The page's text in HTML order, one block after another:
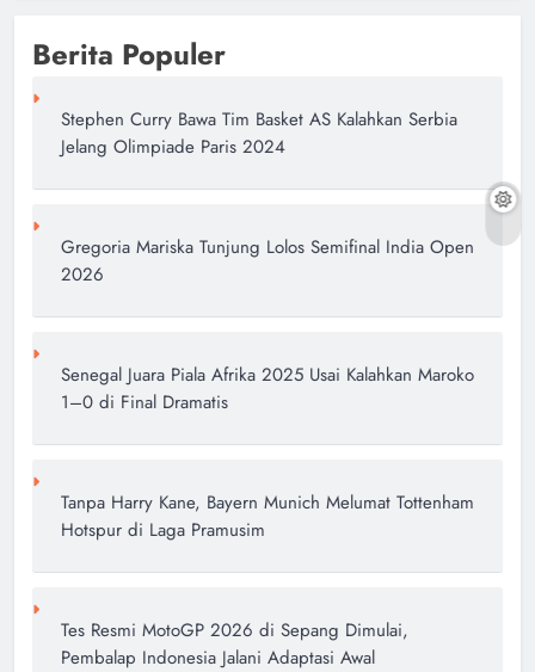
Berita Populer
Stephen Curry Bawa Tim Basket AS Kalahkan Serbia
Jelang Olimpiade Paris 2024
Gregoria Mariska Tunjung Lolos Semifinal India Open
2026
Senegal Juara Piala Afrika 2025 Usai Kalahkan Maroko
1–0 di Final Dramatis
Tanpa Harry Kane, Bayern Munich Melumat Tottenham
Hotspur di Laga Pramusim
Tes Resmi MotoGP 2026 di Sepang Dimulai,
Pembalap Indonesia Jalani Adaptasi Awal